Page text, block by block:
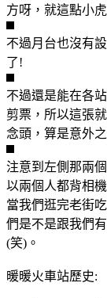
方呀，就這點小
不過月台也沒有
了!
不過還是能在各
剪票，所以這張
念頭，算是意外
注意到左側那兩
以兩個人都背相
當我們逛完老街
們是不是跟我們
(笑)。
暖暖火車站歷史: